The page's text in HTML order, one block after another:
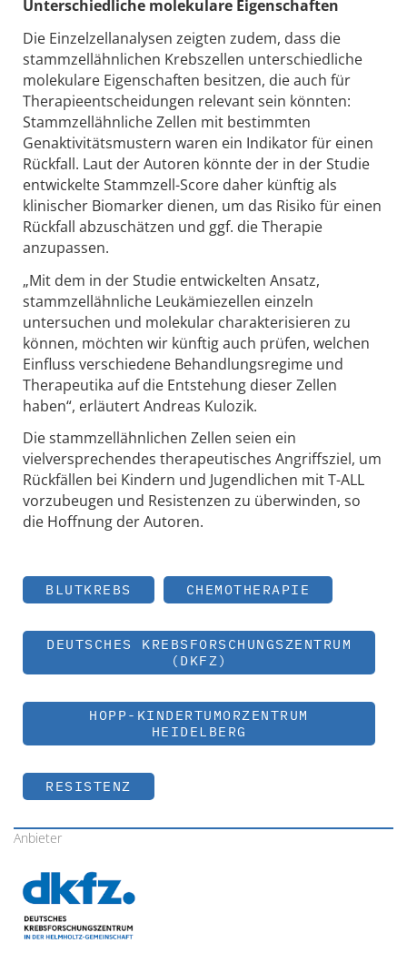
Unterschiedliche molekulare Eigenschaften
Die Einzelzellanalysen zeigten zudem, dass die
stammzellähnlichen Krebszellen unterschiedliche
molekulare Eigenschaften besitzen, die auch für
Therapieentscheidungen relevant sein könnten:
Stammzellähnliche Zellen mit bestimmten
Genaktivitätsmustern waren ein Indikator für einen
Rückfall. Laut der Autoren könnte der in der Studie
entwickelte Stammzell-Score daher künftig als
klinischer Biomarker dienen, um das Risiko für einen
Rückfall abzuschätzen und ggf. die Therapie
anzupassen.
„Mit dem in der Studie entwickelten Ansatz,
stammzellähnliche Leukämiezellen einzeln
untersuchen und molekular charakterisieren zu
können, möchten wir künftig auch prüfen, welchen
Einfluss verschiedene Behandlungsregime und
Therapeutika auf die Entstehung dieser Zellen
haben“, erläutert Andreas Kulozik.
Die stammzellähnlichen Zellen seien ein
vielversprechendes therapeutisches Angriffsziel, um
Rückfällen bei Kindern und Jugendlichen mit T-ALL
vorzubeugen und Resistenzen zu überwinden, so
die Hoffnung der Autoren.
BLUTKREBS CHEMOTHERAPIE
DEUTSCHES KREBSFORSCHUNGSZENTRUM
(DKFZ)
HOPP-KINDERTUMORZENTRUM
HEIDELBERG
RESISTENZ
Anbieter